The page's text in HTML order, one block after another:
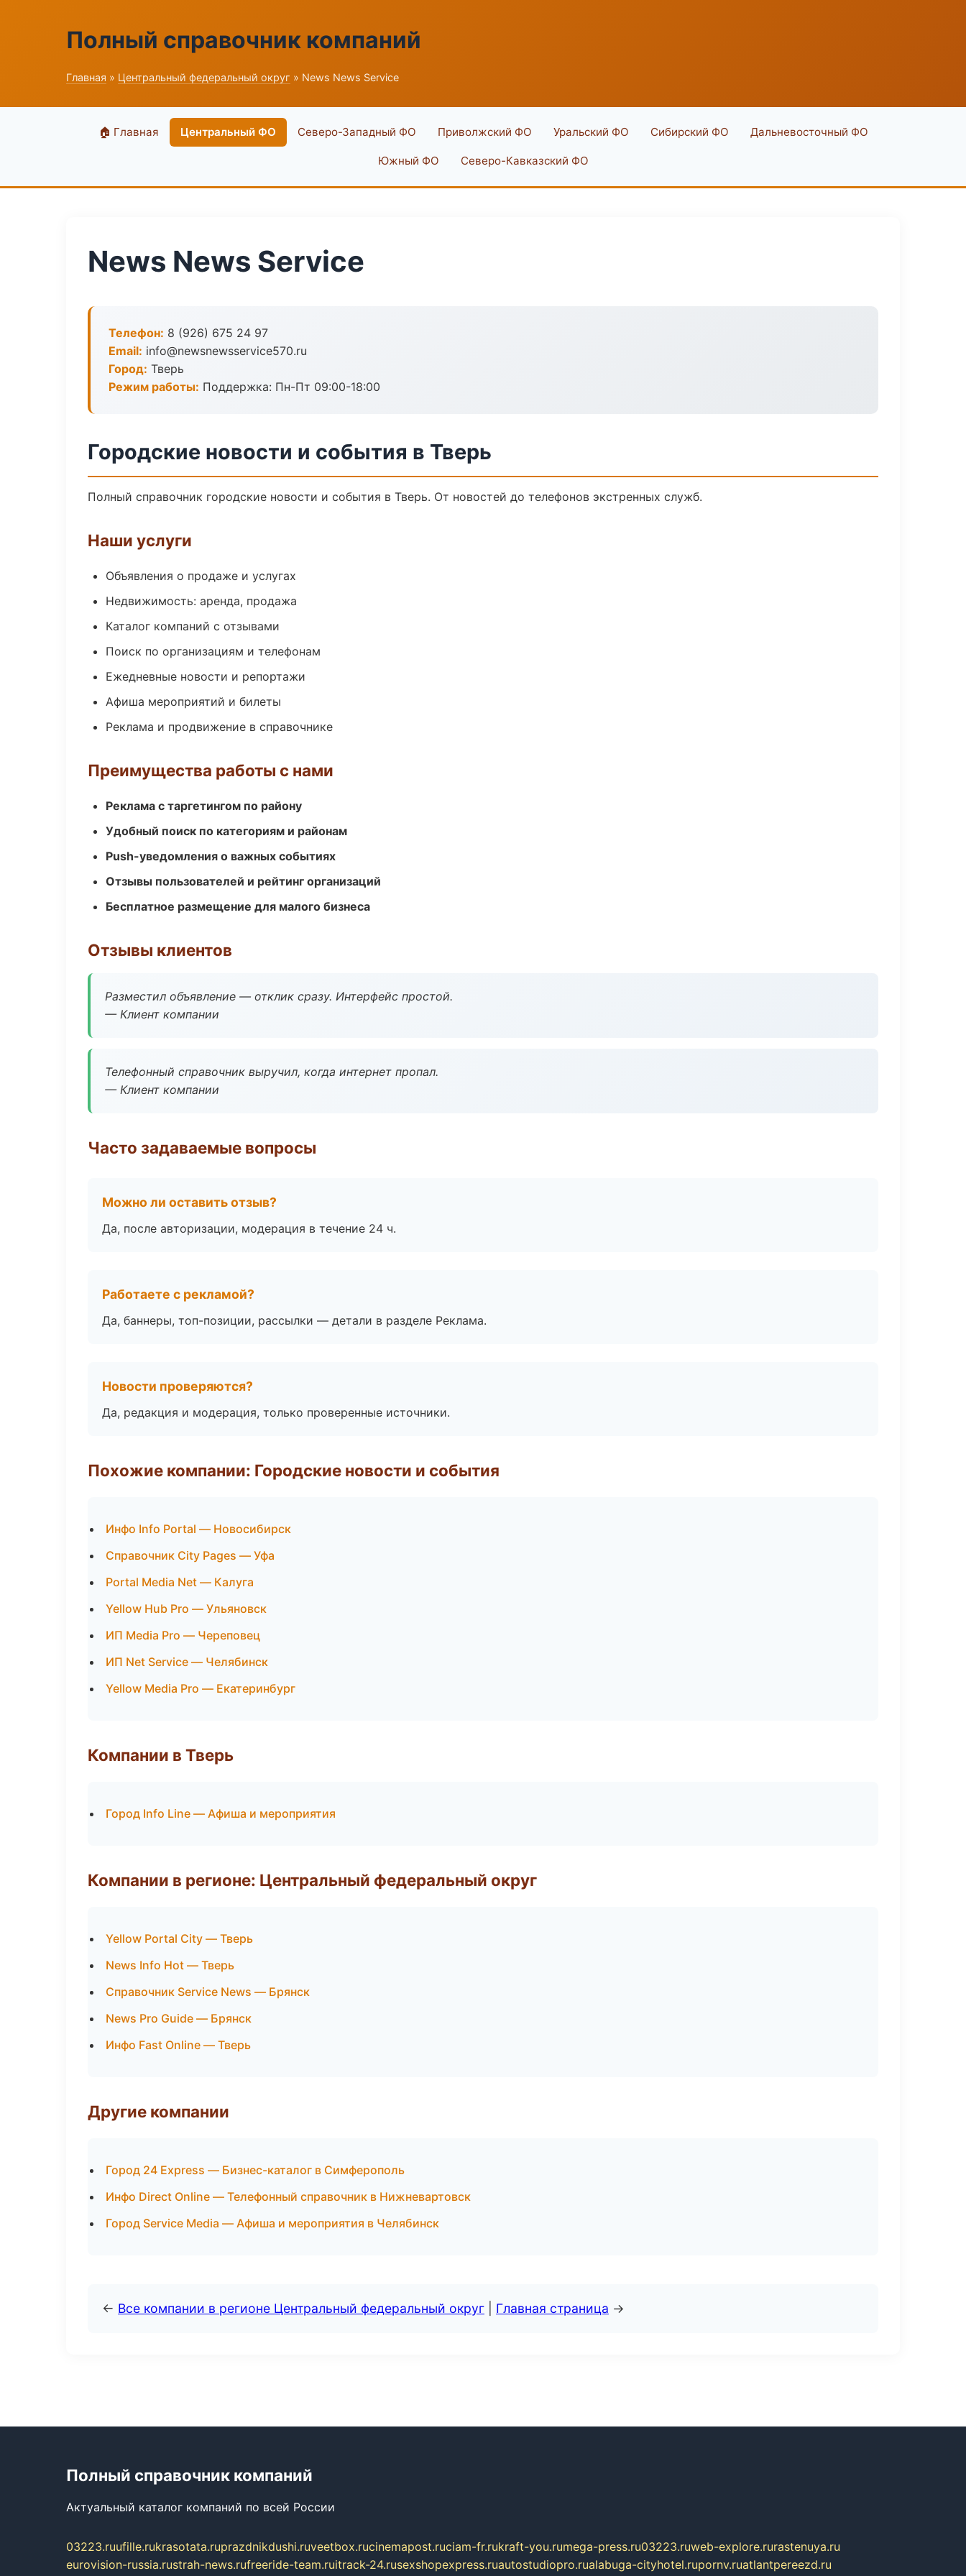
Полный справочник компаний
Главная » Центральный федеральный округ » News News Service
🏠 Главная Центральный ФО Северо-Западный ФО Приволжский ФО Уральский ФО Сибирский ФО Дальневосточный ФО
Южный ФО Северо-Кавказский ФО
News News Service
Телефон: 8 (926) 675 24 97
Email: info@newsnewsservice570.ru
Город: Тверь
Режим работы: Поддержка: Пн-Пт 09:00-18:00
Городские новости и события в Тверь
Полный справочник городские новости и события в Тверь. От новостей до телефонов экстренных служб.
Наши услуги
Объявления о продаже и услугах
Недвижимость: аренда, продажа
Каталог компаний с отзывами
Поиск по организациям и телефонам
Ежедневные новости и репортажи
Афиша мероприятий и билеты
Реклама и продвижение в справочнике
Преимущества работы с нами
Реклама с таргетингом по району
Удобный поиск по категориям и районам
Push-уведомления о важных событиях
Отзывы пользователей и рейтинг организаций
Бесплатное размещение для малого бизнеса
Отзывы клиентов
Разместил объявление — отклик сразу. Интерфейс простой.
— Клиент компании
Телефонный справочник выручил, когда интернет пропал.
— Клиент компании
Часто задаваемые вопросы
Можно ли оставить отзыв?
Да, после авторизации, модерация в течение 24 ч.
Работаете с рекламой?
Да, баннеры, топ-позиции, рассылки — детали в разделе Реклама.
Новости проверяются?
Да, редакция и модерация, только проверенные источники.
Похожие компании: Городские новости и события
Инфо Info Portal — Новосибирск
Справочник City Pages — Уфа
Portal Media Net — Калуга
Yellow Hub Pro — Ульяновск
ИП Media Pro — Череповец
ИП Net Service — Челябинск
Yellow Media Pro — Екатеринбург
Компании в Тверь
Город Info Line — Афиша и мероприятия
Компании в регионе: Центральный федеральный округ
Yellow Portal City — Тверь
News Info Hot — Тверь
Справочник Service News — Брянск
News Pro Guide — Брянск
Инфо Fast Online — Тверь
Другие компании
Город 24 Express — Бизнес-каталог в Симферополь
Инфо Direct Online — Телефонный справочник в Нижневартовск
Город Service Media — Афиша и мероприятия в Челябинск
← Все компании в регионе Центральный федеральный округ Главная страница →
Полный справочник компаний
Актуальный каталог компаний по всей России
03223.ruufille.rukrasotata.ruprazdnikdushi.ruveetbox.rucinemapost.ruciam-fr.rukraft-you.rumega-press.ru03223.ruweb-explore.rurastenuya.ru
eurovision-russia.rustrah-news.rufreeride-team.ruitrack-24.rusexshopexpress.ruautostudiopro.rualabuga-cityhotel.rupornv.ruatlantpereezd.ru